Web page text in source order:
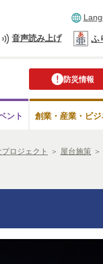
音声読み上げ ふ
防災情報
ント 創業・産業・ビジ
プロジェクト ＞ 屋台施策 ＞